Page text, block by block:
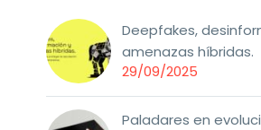
Deepfakes,
amenazas híbridas.
29/09/2025
Paladares en